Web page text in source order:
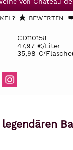
BEWERTEN
CD110158
47,97 €/Liter
35,98 €/